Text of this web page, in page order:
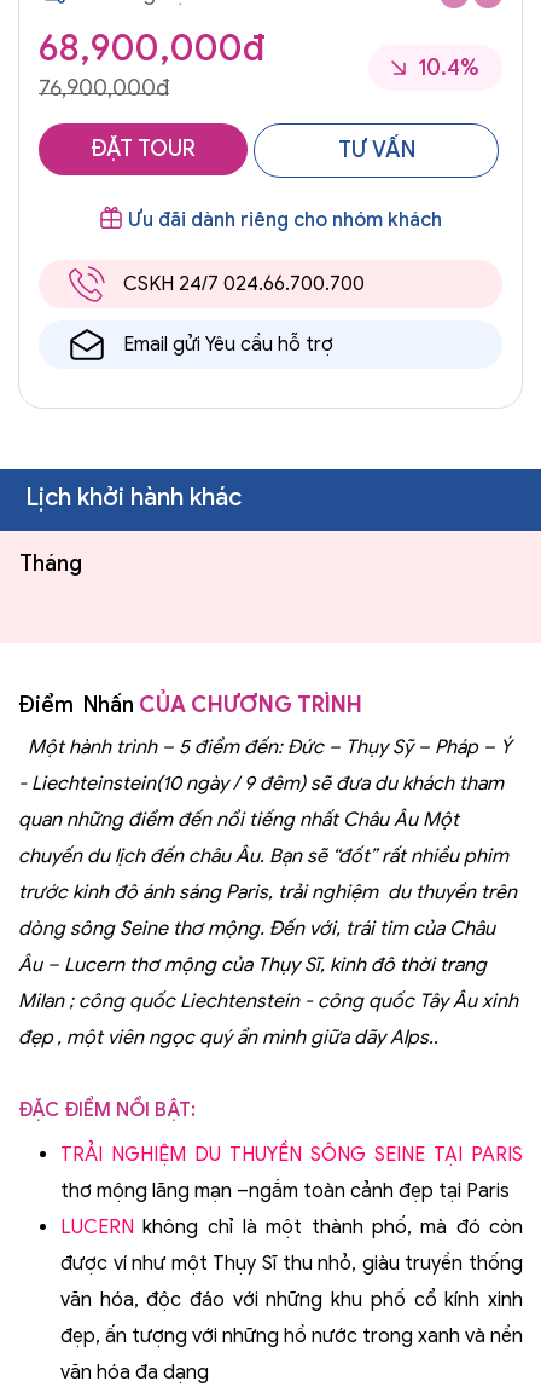
68,900,000đ
76,900,000đ
10.4%
ĐẶT TOUR TƯ VẤN
Ưu đãi dành riêng cho nhóm khách
CSKH 24/7 024.66.700.700
Email gửi Yêu cầu hỗ trợ
Lịch khởi hành khác
Tháng
Điểm Nhấn CỦA CHƯƠNG TRÌNH
Một hành trình – 5 điểm đến: Đức – Thụy Sỹ – Pháp – Ý
- Liechteinstein(10 ngày / 9 đêm) sẽ đưa du khách tham
quan những điểm đến nổi tiếng nhất Châu Âu Một
chuyến du lịch đến châu Âu. Bạn sẽ “đốt” rất nhiều phim
trước kinh đô ánh sáng Paris, trải nghiệm du thuyền trên
dòng sông Seine thơ mộng. Đến với, trái tim của Châu
Âu – Lucern thơ mộng của Thụy Sĩ, kinh đô thời trang
Milan ; công quốc Liechtenstein - công quốc Tây Âu xinh
đẹp , một viên ngọc quý ẩn mình giữa dãy Alps..
ĐẶC ĐIỂM NỔI BẬT:
TRẢI NGHIỆM DU THUYỀN SÔNG SEINE TẠI PARIS
thơ mộng lãng mạn –ngắm toàn cảnh đẹp tại Paris
LUCERN không chỉ là một thành phố, mà đó còn
được ví như một Thụy Sĩ thu nhỏ, giàu truyền thống
văn hóa, độc đáo với những khu phố cổ kính xinh
đẹp, ấn tượng với những hồ nước trong xanh và nền
văn hóa đa dạng